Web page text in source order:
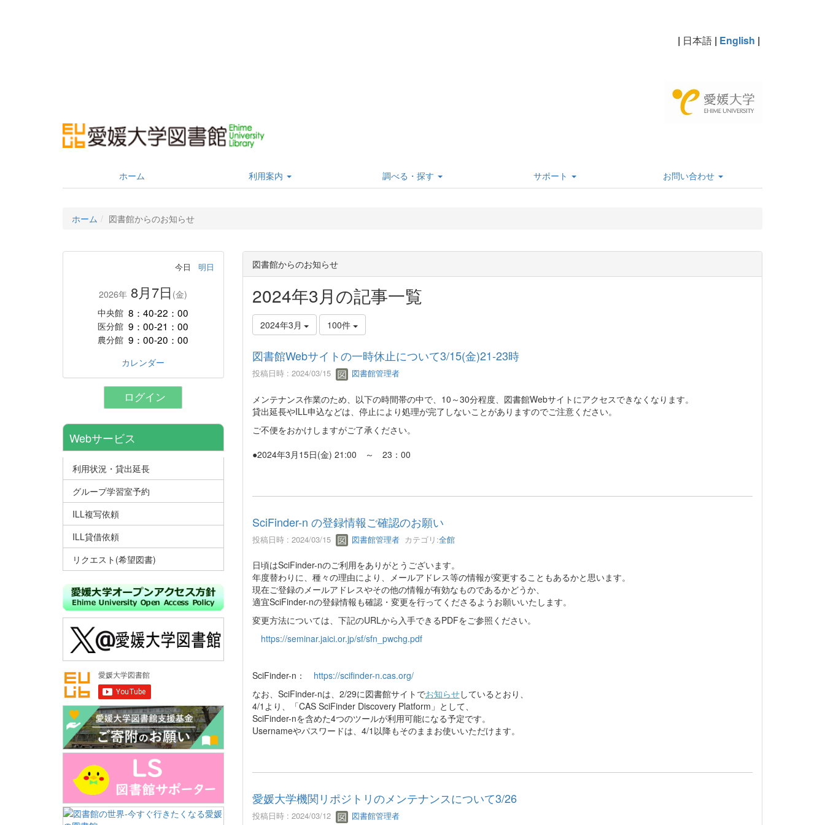
| 日本語 | English |
ホーム 利用案内 調べる・探す サポート お問い合わせ
ホーム 図書館からのお知らせ
図書館からのお知らせ
2024年3月の記事一覧
2024年3月 100件
図書館Webサイトの一時休止について3/15(金)21-23時
投稿日時 : 2024/03/15 図書館管理者
メンテナンス作業のため、以下の時間帯の中で、10～30分程度、図書館Webサイトにアクセスできなくなります。
貸出延長やILL申込などは、停止により処理が完了しないことがありますのでご注意ください。
ご不便をおかけしますがご了承ください。
●2024年3月15日(金) 21:00 ～ 23：00
SciFinder-n の登録情報ご確認のお願い
投稿日時 : 2024/03/15 図書館管理者カテゴリ:全館
日頃はSciFinder-nのご利用をありがとうございます。
年度替わりに、種々の理由により、メールアドレス等の情報が変更することもあるかと思います。
現在ご登録のメールアドレスやその他の情報が有効なものであるかどうか、
適宜SciFinder-nの登録情報も確認・変更を行ってくださるようお願いいたします。
変更方法については、下記のURLから入手できるPDFをご参照ください。
https://seminar.jaici.or.jp/sf/sfn_pwchg.pdf
SciFinder-n： https://scifinder-n.cas.org/
なお、SciFinder-nは、2/29に図書館サイトでお知らせしているとおり、
4/1より、「CAS SciFinder Discovery Platform」として、
SciFinder-nを含めた4つのツールが利用可能になる予定です。
Usernameやパスワードは、4/1以降もそのままお使いいただけます。
愛媛大学機関リポジトリのメンテナンスについて3/26
投稿日時 : 2024/03/12 図書館管理者
今日 明日
2026年 8月7日 (金)
中央館 8：40-22：00
医分館 9：00-21：00
農分館 9：00-20：00
カレンダー
ログイン
Webサービス
利用状況・貸出延長
グループ学習室予約
ILL複写依頼
ILL貸借依頼
リクエスト(希望図書)